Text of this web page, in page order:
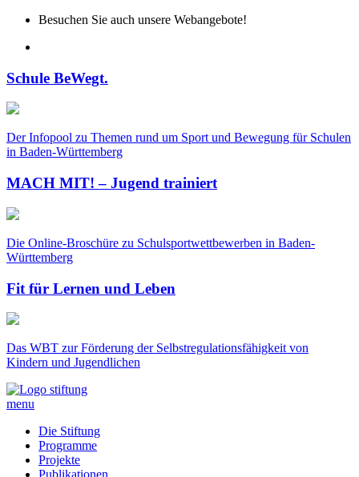
Besuchen Sie auch unsere Webangebote!
Schule BeWegt.
Der Infopool zu Themen rund um Sport und Bewegung für Schulen
in Baden-Württemberg
MACH MIT! – Jugend trainiert
Die Online-Broschüre zu Schulsportwettbewerben in Baden-
Württemberg
Fit für Lernen und Leben
Das WBT zur Förderung der Selbstregulationsfähigkeit von
Kindern und Jugendlichen
menu
Die Stiftung
Programme
Projekte